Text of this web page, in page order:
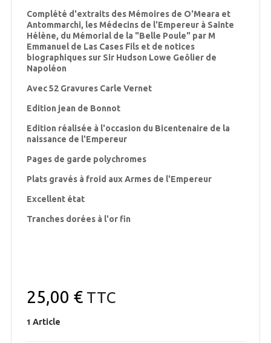
Complété d'extraits des Mémoires de O'Meara et
Antommarchi, les Médecins de l'Empereur à Sainte
Hélène, du Mémorial de la "Belle Poule" par M
Emmanuel de Las Cases Fils et de notices
biographiques sur Sir Hudson Lowe Geôlier de
Napoléon
Avec 52 Gravures Carle Vernet
Edition jean de Bonnot
Edition réalisée à l'occasion du Bicentenaire de la
naissance de l'Empereur
Pages de garde polychromes
Plats gravés à froid aux Armes de l'Empereur
Excellent état
Tranches dorées à l'or fin
25,00 €TTC
1 Article